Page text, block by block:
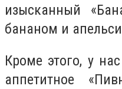
изысканный
бананом и
Кроме этого, у
аппетитное